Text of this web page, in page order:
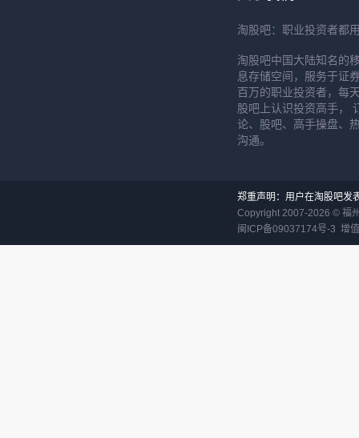
淘股吧：职业投资者都
淘股吧中国大陆知名的
息存储空间，服务于证
百万的职业投资者，每
股吧上认识投资高手，
论、股吧、高手操盘、
沟通。
郑重声明：用户在淘股吧发
Copyright 2007-2026 © 福
闽ICP备09037174号-3 增